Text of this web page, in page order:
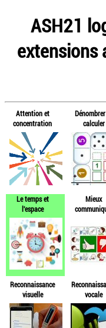
ASH21
extensions
Attention et
concentration
calculer
Le temps et
l'espace
Mieux
Reconnaissance
visuelle
vocale